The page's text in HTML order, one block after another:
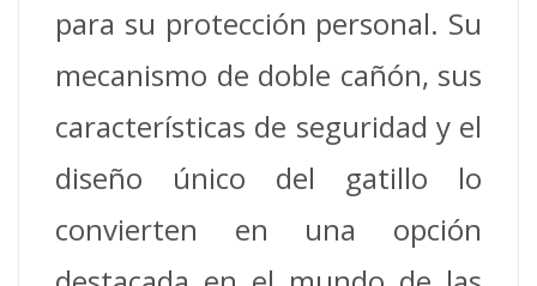
para su protección personal. Su
mecanismo de doble cañón, sus
características de seguridad y el
diseño único del gatillo lo
convierten en una opción